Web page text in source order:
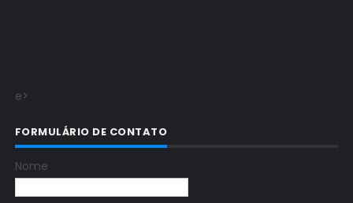
e>
FORMULÁRIO DE CONTATO
Nome